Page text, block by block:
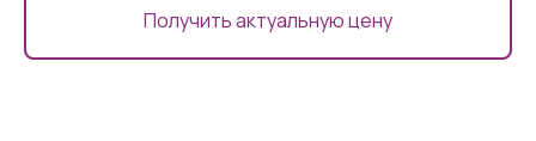
Получить актуальную цену